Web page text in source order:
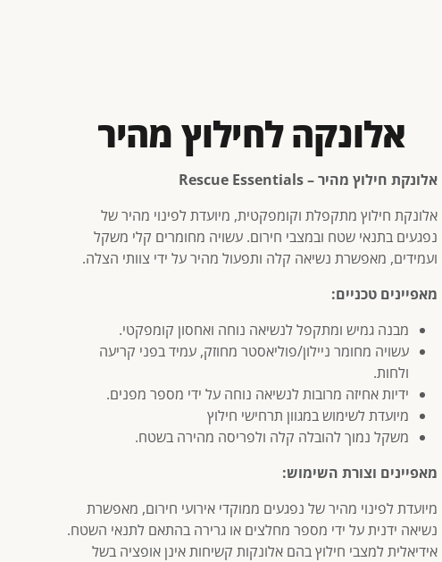
אלונקה לחילוץ מהיר
אלונקת חילוץ מהיר – Rescue Essentials
אלונקת חילוץ מתקפלת וקומפקטית, מיועדת לפינוי מהיר של
נפגעים בתנאי שטח ובמצבי חירום. עשויה מחומרים קלי משקל
ועמידים, מאפשרת נשיאה קלה ותפעול מהיר על ידי צוותי הצלה.
מאפיינים טכניים:
מבנה גמיש ומתקפל לנשיאה נוחה ואחסון קומפקטי.
עשויה מחומר ניילון/פוליאסטר מחוזק, עמיד בפני קריעה
ולחות.
ידיות אחיזה מרובות לנשיאה נוחה על ידי מספר מפנים.
מיועדת לשימוש במגוון תרחישי חילוץ
משקל נמוך להובלה קלה ולפריסה מהירה בשטח.
מאפיינים וצורת השימוש:
מיועדת לפינוי מהיר של נפגעים ממוקדי אירועי חירום, מאפשרת
נשיאה ידנית על ידי מספר מחלצים או גרירה בהתאם לתנאי השטח.
אידיאלית למצבי חילוץ בהם אלונקות קשיחות אינן אופציה בשל